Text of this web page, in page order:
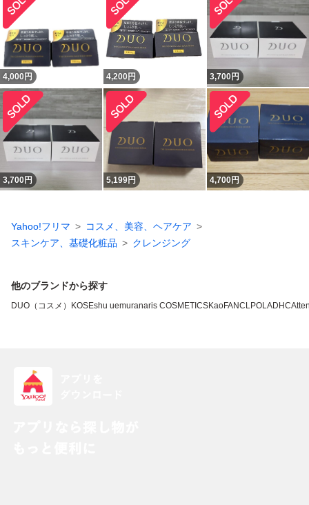
4,000 円 4,200 円 3,700円
3,700円 5,199円 4,700円
Yahoo!フリマ
コスメ、美容、ヘアケア
スキンケア、基礎化粧品
クレンジング
他のブランドから探す
DUO（コスメ） KOSEshu uemuranaris COSMETICSKaoFANCLPOLADHC